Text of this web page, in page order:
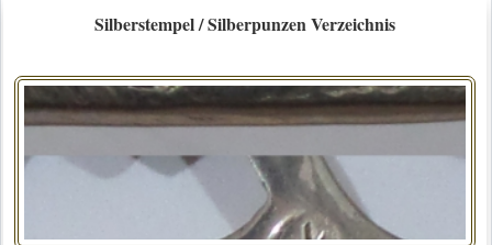
Silberstempel / Silberpunzen Verzeichnis